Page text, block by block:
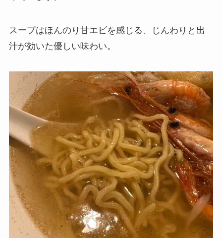
スープはほんのり甘エビを感じる、じんわりと出
汁が効いた優しい味わい。